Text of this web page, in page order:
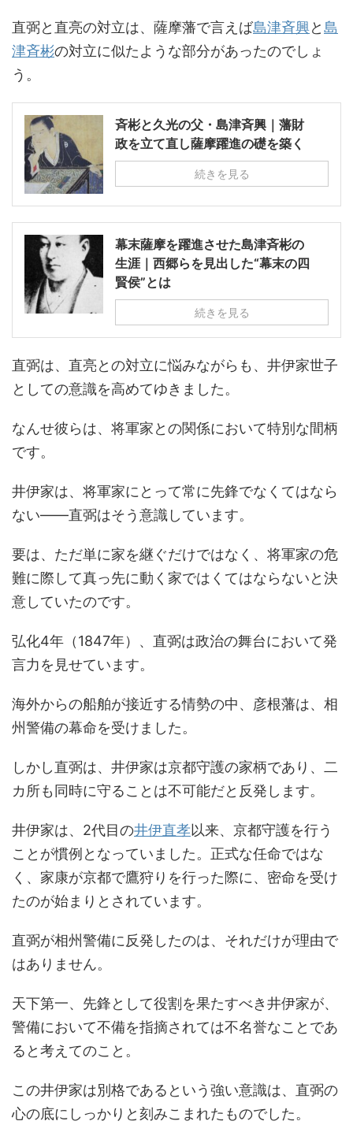
直弼と直亮の対立は、薩摩藩で言えば島津斉興と島
津斉彬の対立に似たような部分があったのでしょ
う。
斉彬と久光の父・島津斉興｜藩財
政を立て直し薩摩躍進の礎を築く
続きを見る
幕末薩摩を躍進させた島津斉彬の
生涯｜西郷らを見出した“幕末の四
賢侯”とは
続きを見る
直弼は、直亮との対立に悩みながらも、井伊家世子
としての意識を高めてゆきました。
なんせ彼らは、将軍家との関係において特別な間柄
です。
井伊家は、将軍家にとって常に先鋒でなくてはなら
ない――直弼はそう意識しています。
要は、ただ単に家を継ぐだけではなく、将軍家の危
難に際して真っ先に動く家ではくてはならないと決
意していたのです。
弘化4年（1847年）、直弼は政治の舞台において発
言力を見せています。
海外からの船舶が接近する情勢の中、彦根藩は、相
州警備の幕命を受けました。
しかし直弼は、井伊家は京都守護の家柄であり、二
カ所も同時に守ることは不可能だと反発します。
井伊家は、2代目の井伊直孝以来、京都守護を行う
ことが慣例となっていました。正式な任命ではな
く、家康が京都で鷹狩りを行った際に、密命を受け
たのが始まりとされています。
直弼が相州警備に反発したのは、それだけが理由で
はありません。
天下第一、先鋒として役割を果たすべき井伊家が、
警備において不備を指摘されては不名誉なことであ
ると考えてのこと。
この井伊家は別格であるという強い意識は、直弼の
心の底にしっかりと刻みこまれたものでした。